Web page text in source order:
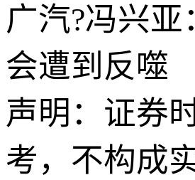
广汽?冯兴
会遭到反噬
声明：证券
考，不构成